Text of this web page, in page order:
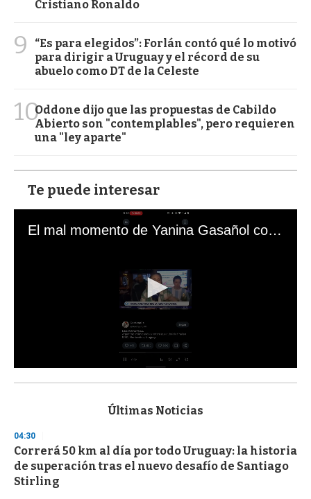
Cristiano Ronaldo
9
“Es para elegidos”: Forlán contó qué lo motivó
para dirigir a Uruguay y el récord de su
abuelo como DT de la Celeste
10Oddone dijo que las propuestas de Cabildo
Abierto son "contemplables", pero requieren
una "ley aparte"
Te puede interesar
El mal momento de Yanina Gasañol con un hincha argentino en "Subrayado"
s
d
s
o
f
3
Últimas Noticias
04:30
Correrá 50 km al día por todo Uruguay: la historia
de superación tras el nuevo desafío de Santiago
Stirling